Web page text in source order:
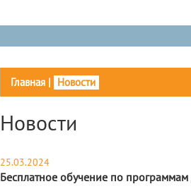
Главная| Новости
Новости
25.03.2024
Бесплатное обучение по